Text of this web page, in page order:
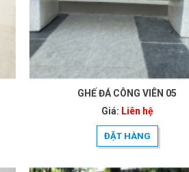
GHẾ ĐÁ CÔNG VIÊN 05
Giá: Liên hệ
ĐẶT HÀNG